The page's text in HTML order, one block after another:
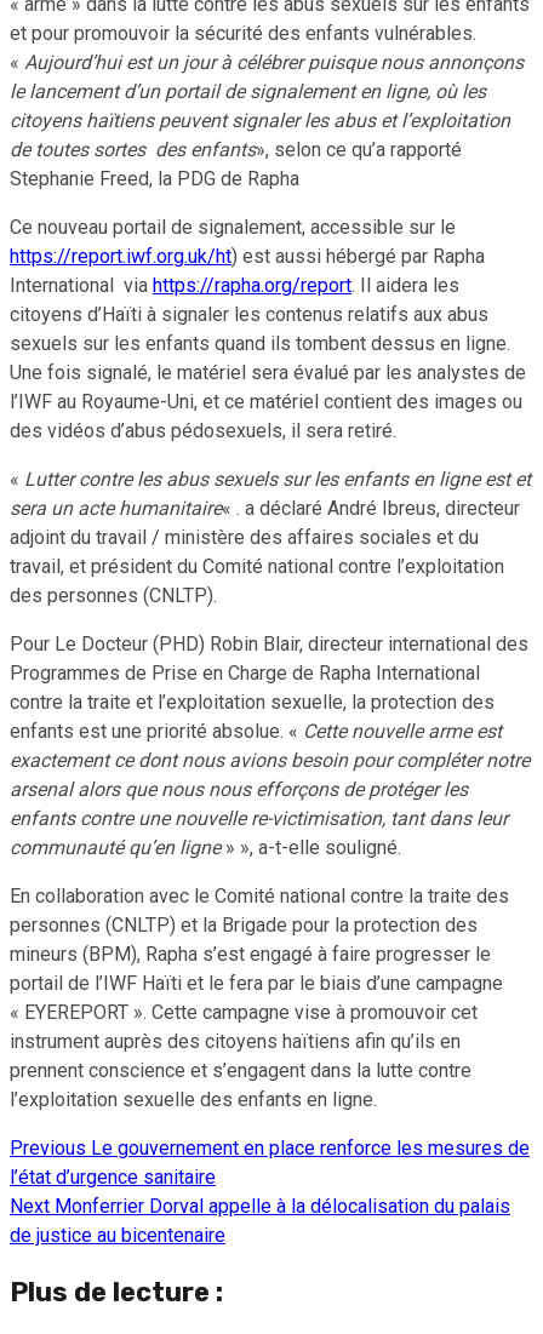
et pour promouvoir la sécurité des enfants vulnérables.
« Aujourd’hui est un jour à célébrer puisque nous annonçons
le lancement d’un portail de signalement en ligne, où les
citoyens haïtiens peuvent signaler les abus et l’exploitation
de toutes sortes des enfants», selon ce qu’a rapporté
Stephanie Freed, la PDG de Rapha
Ce nouveau portail de signalement, accessible sur le
https://report.iwf.org.uk/ht) est aussi hébergé par Rapha
International via https://rapha.org/report. Il aidera les
citoyens d’Haïti à signaler les contenus relatifs aux abus
sexuels sur les enfants quand ils tombent dessus en ligne.
Une fois signalé, le matériel sera évalué par les analystes de
l’IWF au Royaume-Uni, et ce matériel contient des images ou
des vidéos d’abus pédosexuels, il sera retiré.
« Lutter contre les abus sexuels sur les enfants en ligne est et
sera un acte humanitaire« . a déclaré André Ibreus, directeur
adjoint du travail / ministère des affaires sociales et du
travail, et président du Comité national contre l’exploitation
des personnes (CNLTP).
Pour Le Docteur (PHD) Robin Blair, directeur international des
Programmes de Prise en Charge de Rapha International
contre la traite et l’exploitation sexuelle, la protection des
enfants est une priorité absolue. « Cette nouvelle arme est
exactement ce dont nous avions besoin pour compléter notre
arsenal alors que nous nous efforçons de protéger les
enfants contre une nouvelle re-victimisation, tant dans leur
communauté qu’en ligne» », a-t-elle souligné.
En collaboration avec le Comité national contre la traite des
personnes (CNLTP) et la Brigade pour la protection des
mineurs (BPM), Rapha s’est engagé à faire progresser le
portail de l’IWF Haïti et le fera par le biais d’une campagne
« EYEREPORT ». Cette campagne vise à promouvoir cet
instrument auprès des citoyens haïtiens afin qu’ils en
prennent conscience et s’engagent dans la lutte contre
l’exploitation sexuelle des enfants en ligne.
Continue
Reading
Previous Le gouvernement en place renforce les mesures de
l’état d’urgence sanitaire
Next Monferrier Dorval appelle à la délocalisation du palais
de justice au bicentenaire
Plus de lecture :